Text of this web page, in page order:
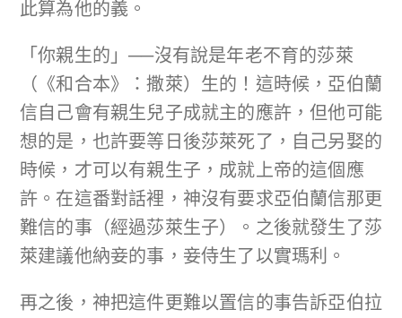
此算為他的義。
「你親生的」──沒有說是年老不育的莎萊
（《和合本》：撒萊）生的！這時候，亞伯蘭
信自己會有親生兒子成就主的應許，但他可能
想的是，也許要等日後莎萊死了，自己另娶的
時候，才可以有親生子，成就上帝的這個應
許。在這番對話裡，神沒有要求亞伯蘭信那更
難信的事（經過莎萊生子）。之後就發生了莎
萊建議他納妾的事，妾侍生了以實瑪利。
再之後，神把這件更難以置信的事告訴亞伯拉